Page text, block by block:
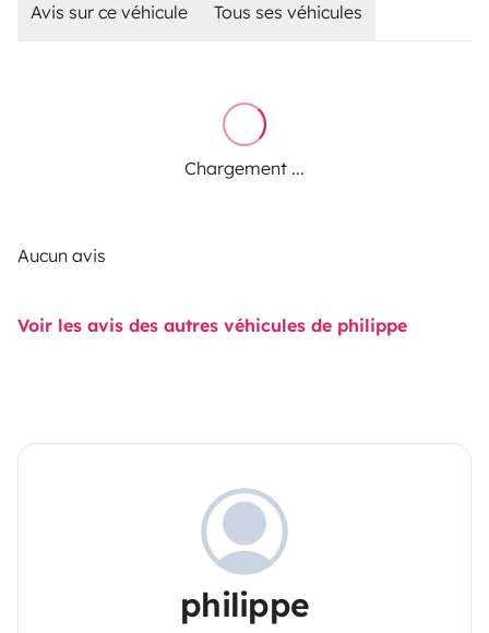
Avis sur ce véhicule Tous ses véhicules
Chargement ...
Aucun avis
Voir les avis des autres véhicules de philippe
philippe